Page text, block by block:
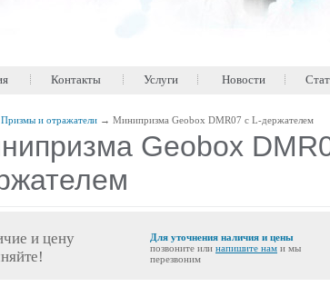
Контакты Услуги Новости
Призмы и отражатели → Минипризма Geobox DMR07 с L-держателем
Geobox
и цену
Для уточнения наличия и цены
позвоните или напишите нам и мы
перезвоним